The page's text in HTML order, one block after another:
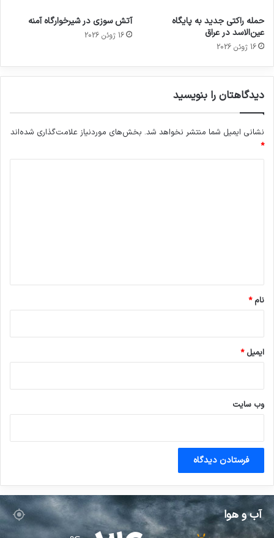
حمله راکتی جدید به پایگاه
عین‌الاسد در عراق
16 ژوئن 2026
آتش سوزی در شیرخوارگاه آمنه
16 ژوئن 2026
دیدگاهتان را بنویسید
نشانی ایمیل شما منتشر نخواهد شد. بخش‌های موردنیاز علامت‌گذاری شده‌اند
*
نام*
ایمیل*
وب‌ سایت
آب و هوا